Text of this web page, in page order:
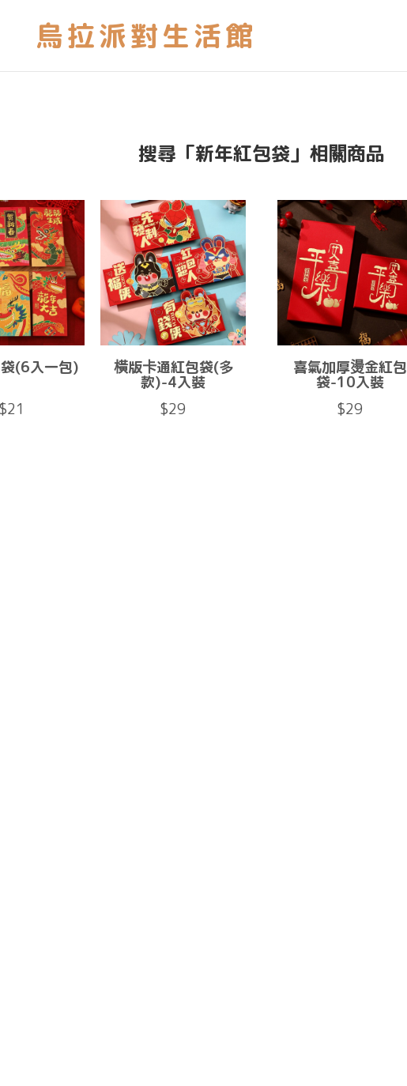
搜尋「新年紅包袋」相關商品
(6入一包)
$21
橫版卡通紅包袋(多
款)-4入裝
$29
喜氣加厚燙金紅包
袋-10入裝
$29